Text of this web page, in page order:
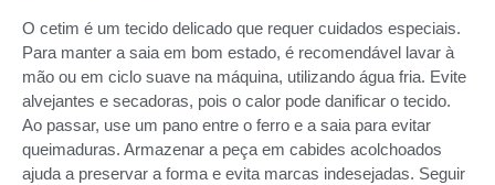
O cetim é um tecido delicado que requer cuidados especiais.
Para manter a saia em bom estado, é recomendável lavar à
mão ou em ciclo suave na máquina, utilizando água fria. Evite
alvejantes e secadoras, pois o calor pode danificar o tecido.
Ao passar, use um pano entre o ferro e a saia para evitar
queimaduras. Armazenar a peça em cabides acolchoados
ajuda a preservar a forma e evita marcas indesejadas. Seguir